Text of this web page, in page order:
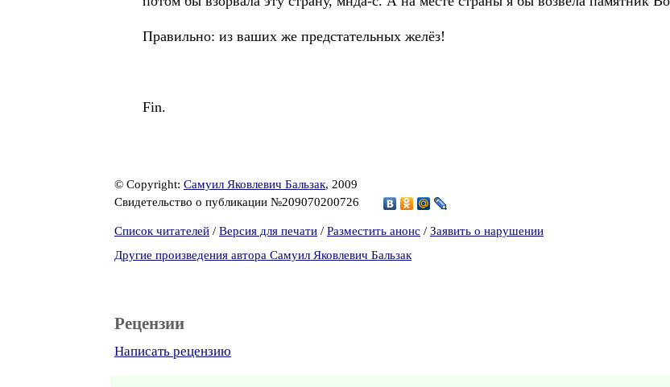
Правильно: из ваших же предстательных желёз!
Fin.
© Copyright: Самуил Яковлевич Бальзак, 2009
Свидетельство о публикации №209070200726
Список читателей / Версия для печати / Разместить анонс / Заявить о нарушении
Другие произведения автора Самуил Яковлевич Бальзак
Рецензии
Написать рецензию